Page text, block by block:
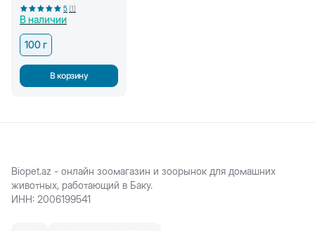
мяты, 100 г.5(1)
В наличии
100 г
В корзину
Biopet.az - онлайн зоомагазин и зоорынок для домашних
животных, работающий в Баку.
ИНН: 2006199541